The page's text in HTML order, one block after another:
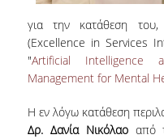
για την κατάθεση
(Excellence in Services
"Artificial Intelligence
Management for Mental
Η εν λόγω κατάθεση
Δρ. Δανία Νικόλαοαπό